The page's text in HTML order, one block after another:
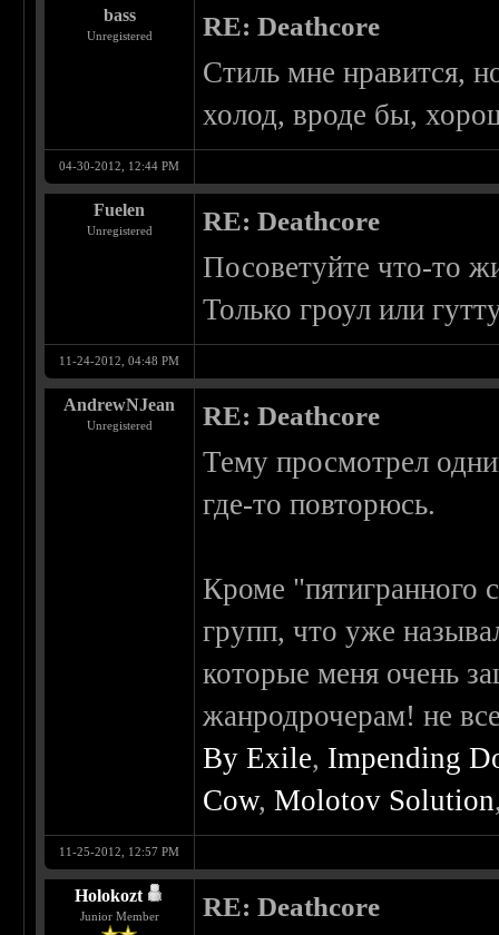
bass
Unregistered RE: Deathcore
Стиль мне нравится,
холод, вроде бы,
04-30-2012, 12:44 PM
Fuelen
Unregistered RE: Deathcore
Посоветуйте что-то
Только гроул или
11-24-2012, 04:48 PM
AndrewNJean
Unregistered RE: Deathcore
Тему просмотрел
где-то повторюсь.
Кроме "пятигранного
групп, что уже
которые меня
жанродрочерам! не
By Exile, Impending
Cow,Molotov Solution
11-25-2012, 12:57 PM
Holokozt
Junior Member RE: Deathcore